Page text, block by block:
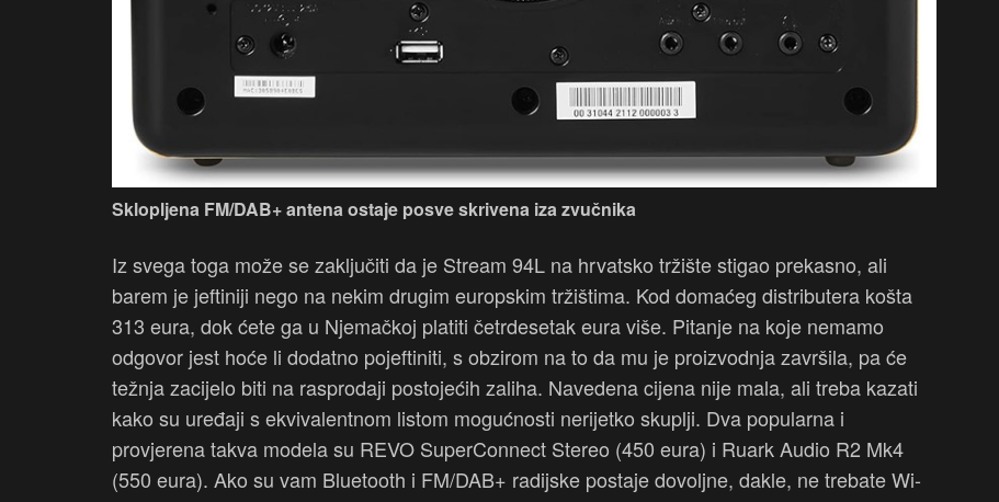
Sklopljena FM/DAB+ antena ostaje posve skrivena iza zvučnika
Iz svega toga može se zaključiti da je Stream 94L na hrvatsko tržište stigao prekasno, ali
barem je jeftiniji nego na nekim drugim europskim tržištima. Kod domaćeg distributera košta
313 eura, dok ćete ga u Njemačkoj platiti četrdesetak eura više. Pitanje na koje nemamo
odgovor jest hoće li dodatno pojeftiniti, s obzirom na to da mu je proizvodnja završila, pa će
težnja zacijelo biti na rasprodaji postojećih zaliha. Navedena cijena nije mala, ali treba kazati
kako su uređaji s ekvivalentnom listom mogućnosti nerijetko skuplji. Dva popularna i
provjerena takva modela su REVO SuperConnect Stereo (450 eura) i Ruark Audio R2 Mk4
(550 eura). Ako su vam Bluetooth i FM/DAB+ radijske postaje dovoljne, dakle, ne trebate Wi-